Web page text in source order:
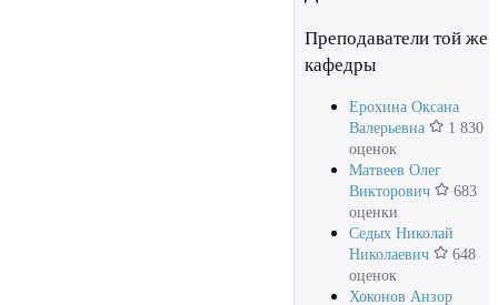
Преподаватели той же
кафедры
Ерохина Оксана
Валерьевна
1 830
оценок
Матвеев Олег
Викторович
683
оценки
Седых Николай
Николаевич
648
оценок
Хоконов Анзор